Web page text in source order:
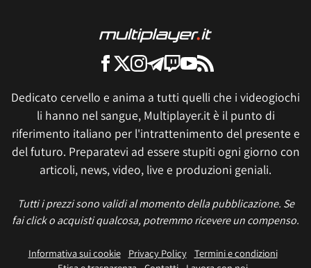
Dedicato cervello e anima a tutti quelli che i videogiochi
li hanno nel sangue, Multiplayer.it è il punto di
riferimento italiano per l'intrattenimento del presente e
del futuro. Preparatevi ad essere stupiti ogni giorno con
articoli, news, video, live e produzioni geniali.
Tutti i prezzi sono validi al momento della pubblicazione. Se
fai click o acquisti qualcosa, potremmo ricevere un compenso.
Informativa sui cookie Privacy Policy
Termini e condizioni